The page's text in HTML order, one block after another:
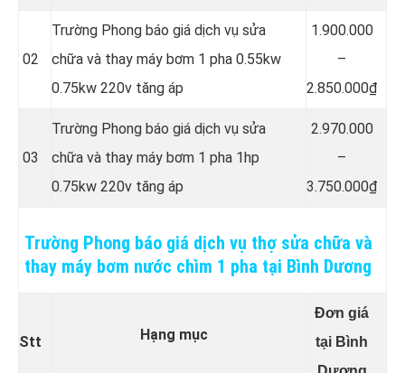
02
Trường Phong báo giá dịch vụ sửa
chữa và thay máy bơm 1 pha 0.55kw
0.75kw 220v tăng áp
1.900.000
–
2.850.000₫
03
Trường Phong báo giá dịch vụ sửa
chữa và thay máy bơm 1 pha 1hp
0.75kw 220v tăng áp
2.970.000
–
3.750.000₫
Trường Phong báo giá dịch vụ thợ sửa chữa và
thay máy bơm nước chìm 1 pha tại Bình Dương
Stt Hạng mục
Đơn giá
tại Bình